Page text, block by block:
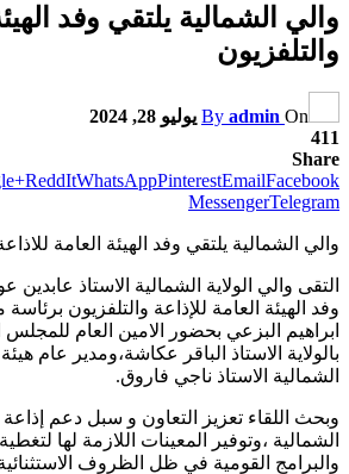
‏والي الشمالية يلتقي وفد
والتلفزيون
By admin On
يوليو 28, 2024
411
Share
ReddItWhatsAppPinterestEmailFacebook
MessengerTelegram
‏والي الشمالية يلتقي وفد الهيئة العامة
التقى والي الولاية الشمالية الاستاذ عابدين
وفد الهيئة العامة للإذاعة والتلفزيون برئاسة
ابراهيم البزعي بحضور الامين العام للمجلس
بالولاية الاستاذ الباقر عكاشة،ومدير عام
الشمالية الاستاذ ناجي فاروق.
وبحث اللقاء تعزيز التعاون و سبل دعم إذاعة
الشمالية ،وتوفير المعينات اللازمة لها
والبرامج القومية في ظل الظروف الاستثنائية